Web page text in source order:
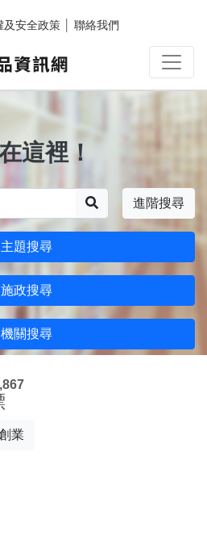
及安全政策 聯絡我們
這裡！
進階搜尋
主題搜尋
施政搜尋
機關搜尋
業